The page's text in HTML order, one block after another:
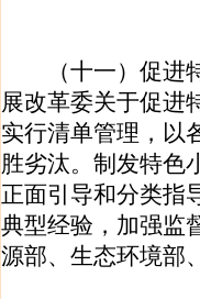
（十一）促进特
展改革委关于促进
实行清单管理，以
胜劣汰。制发特色
正面引导和分类指
典型经验，加强监
源部、生态环境部